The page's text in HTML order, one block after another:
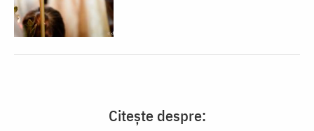
Citește despre: